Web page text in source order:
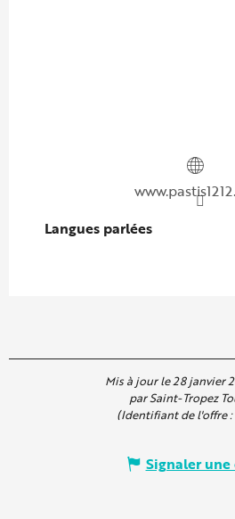
Langues parlées
Langues parlées
Mis à jour le 28 janvier
par Saint-Tropez
(Identifiant de l'offre :
Signaler une